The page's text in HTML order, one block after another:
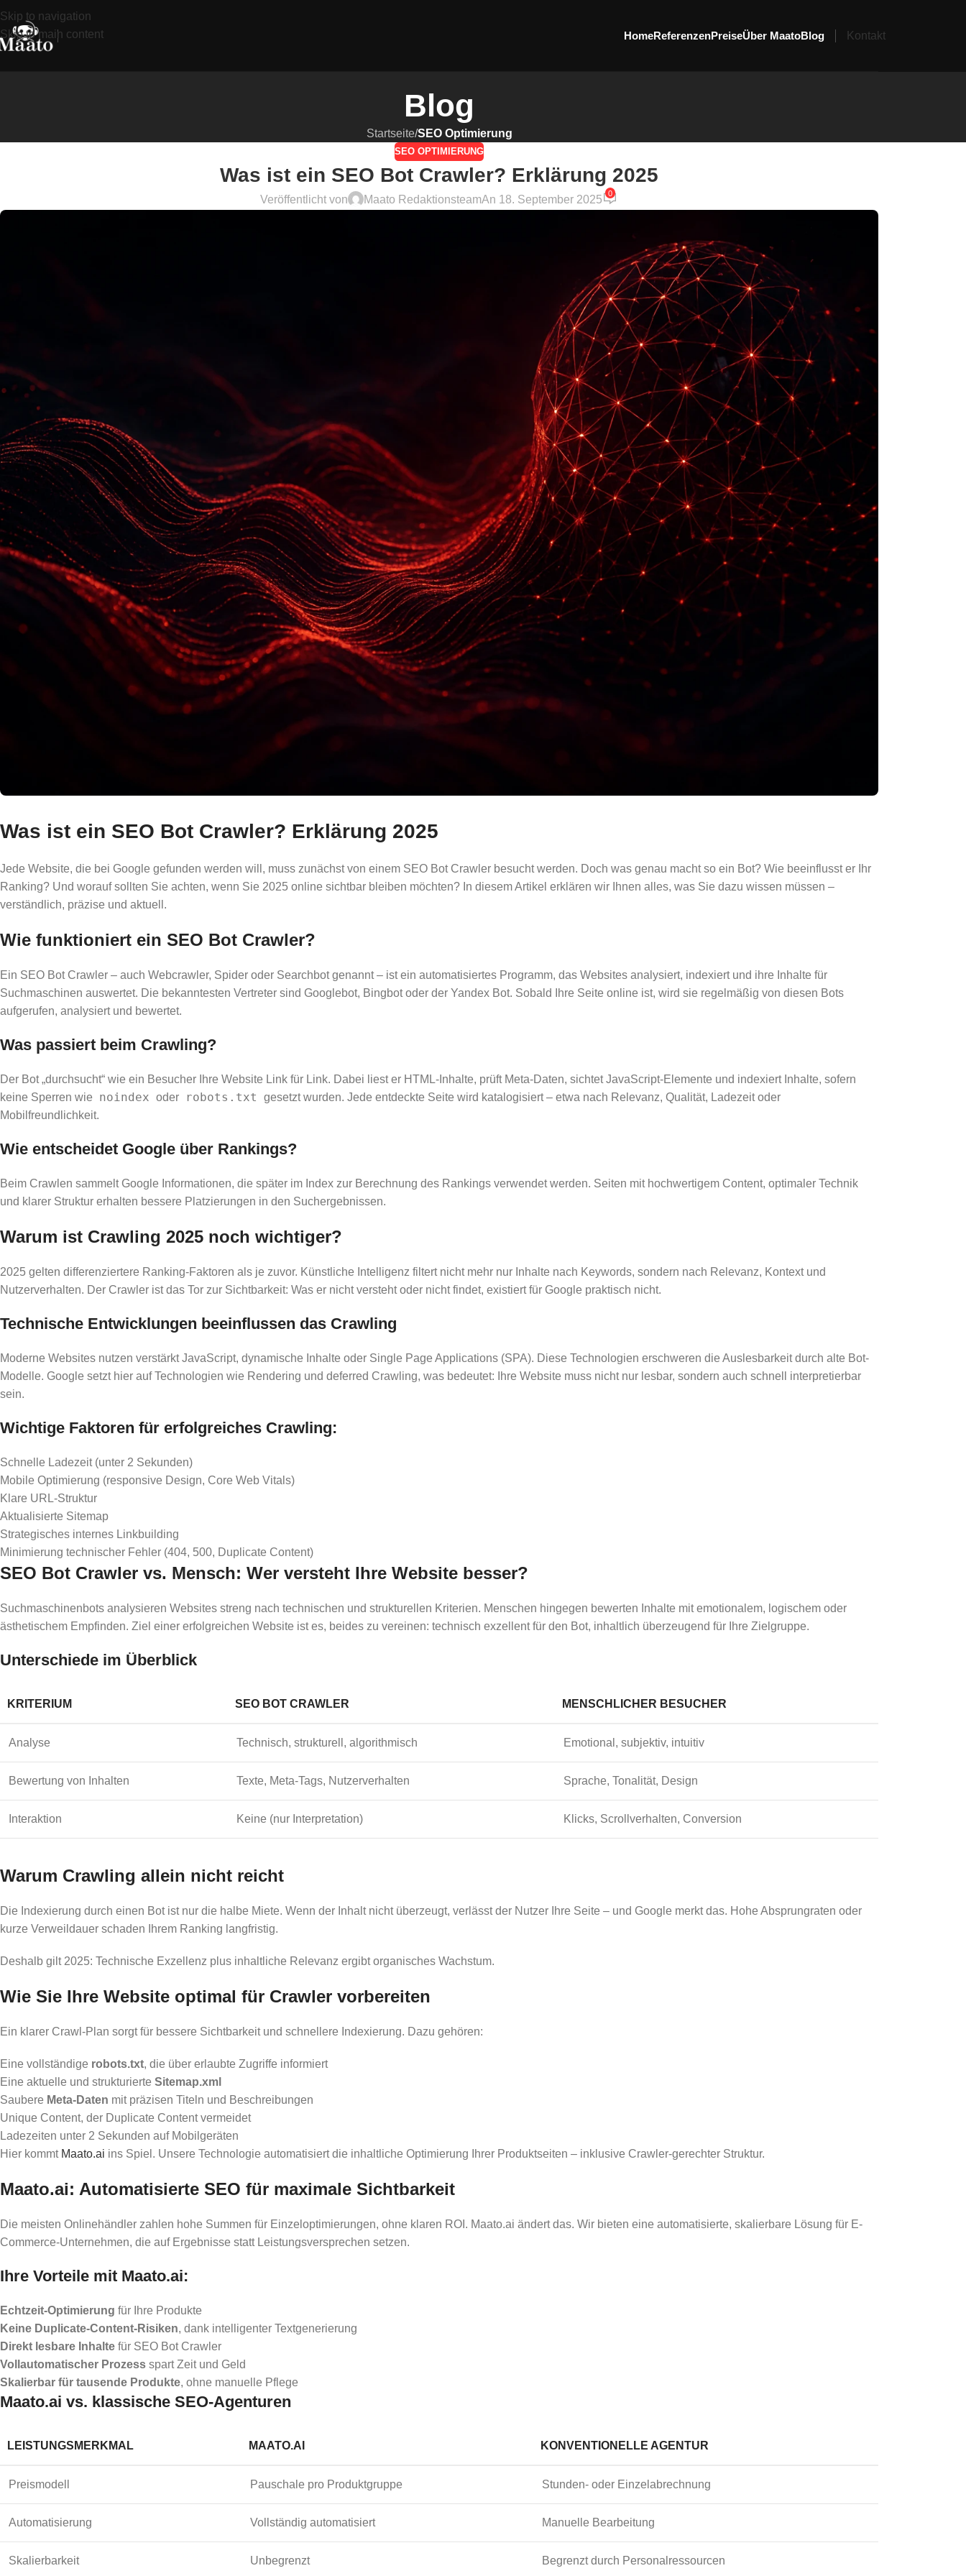
Skip to navigation
Skip to main content
HomeReferenzenPreiseÜber MaatoBlog Kontakt
Blog
Startseite/SEO Optimierung
SEO OPTIMIERUNG
Was ist ein SEO Bot Crawler? Erklärung 2025
Veröffentlicht von Maato RedaktionsteamAn 18. September 2025
0
Was ist ein SEO Bot Crawler? Erklärung 2025
Jede Website, die bei Google gefunden werden will, muss zunächst von einem SEO Bot Crawler besucht werden. Doch was genau macht so ein Bot? Wie beeinflusst er Ihr
Ranking? Und worauf sollten Sie achten, wenn Sie 2025 online sichtbar bleiben möchten? In diesem Artikel erklären wir Ihnen alles, was Sie dazu wissen müssen –
verständlich, präzise und aktuell.
Wie funktioniert ein SEO Bot Crawler?
Ein SEO Bot Crawler – auch Webcrawler, Spider oder Searchbot genannt – ist ein automatisiertes Programm, das Websites analysiert, indexiert und ihre Inhalte für
Suchmaschinen auswertet. Die bekanntesten Vertreter sind Googlebot, Bingbot oder der Yandex Bot. Sobald Ihre Seite online ist, wird sie regelmäßig von diesen Bots
aufgerufen, analysiert und bewertet.
Was passiert beim Crawling?
Der Bot „durchsucht“ wie ein Besucher Ihre Website Link für Link. Dabei liest er HTML-Inhalte, prüft Meta-Daten, sichtet JavaScript-Elemente und indexiert Inhalte, sofern
keine Sperren wie
noindex oder robots.txt
gesetzt wurden. Jede entdeckte Seite wird katalogisiert – etwa nach Relevanz, Qualität, Ladezeit oder
Mobilfreundlichkeit.
Wie entscheidet Google über Rankings?
Beim Crawlen sammelt Google Informationen, die später im Index zur Berechnung des Rankings verwendet werden. Seiten mit hochwertigem Content, optimaler Technik
und klarer Struktur erhalten bessere Platzierungen in den Suchergebnissen.
Warum ist Crawling 2025 noch wichtiger?
2025 gelten differenziertere Ranking-Faktoren als je zuvor. Künstliche Intelligenz filtert nicht mehr nur Inhalte nach Keywords, sondern nach Relevanz, Kontext und
Nutzerverhalten. Der Crawler ist das Tor zur Sichtbarkeit: Was er nicht versteht oder nicht findet, existiert für Google praktisch nicht.
Technische Entwicklungen beeinflussen das Crawling
Moderne Websites nutzen verstärkt JavaScript, dynamische Inhalte oder Single Page Applications (SPA). Diese Technologien erschweren die Auslesbarkeit durch alte Bot-
Modelle. Google setzt hier auf Technologien wie Rendering und deferred Crawling, was bedeutet: Ihre Website muss nicht nur lesbar, sondern auch schnell interpretierbar
sein.
Wichtige Faktoren für erfolgreiches Crawling:
Schnelle Ladezeit (unter 2 Sekunden)
Mobile Optimierung (responsive Design, Core Web Vitals)
Klare URL-Struktur
Aktualisierte Sitemap
Strategisches internes Linkbuilding
Minimierung technischer Fehler (404, 500, Duplicate Content)
SEO Bot Crawler vs. Mensch: Wer versteht Ihre Website besser?
Suchmaschinenbots analysieren Websites streng nach technischen und strukturellen Kriterien. Menschen hingegen bewerten Inhalte mit emotionalem, logischem oder
ästhetischem Empfinden. Ziel einer erfolgreichen Website ist es, beides zu vereinen: technisch exzellent für den Bot, inhaltlich überzeugend für Ihre Zielgruppe.
Unterschiede im Überblick
KRITERIUM SEO BOT CRAWLER MENSCHLICHER BESUCHER
Analyse Technisch, strukturell, algorithmisch Emotional, subjektiv, intuitiv
Bewertung von Inhalten Texte, Meta-Tags, Nutzerverhalten Sprache, Tonalität, Design
Interaktion Keine (nur Interpretation) Klicks, Scrollverhalten, Conversion
Warum Crawling allein nicht reicht
Die Indexierung durch einen Bot ist nur die halbe Miete. Wenn der Inhalt nicht überzeugt, verlässt der Nutzer Ihre Seite – und Google merkt das. Hohe Absprungraten oder
kurze Verweildauer schaden Ihrem Ranking langfristig.
Deshalb gilt 2025: Technische Exzellenz plus inhaltliche Relevanz ergibt organisches Wachstum.
Wie Sie Ihre Website optimal für Crawler vorbereiten
Ein klarer Crawl-Plan sorgt für bessere Sichtbarkeit und schnellere Indexierung. Dazu gehören:
Eine vollständige robots.txt, die über erlaubte Zugriffe informiert
Eine aktuelle und strukturierte Sitemap.xml
Saubere Meta-Daten mit präzisen Titeln und Beschreibungen
Unique Content, der Duplicate Content vermeidet
Ladezeiten unter 2 Sekunden auf Mobilgeräten
Hier kommt Maato.ai ins Spiel. Unsere Technologie automatisiert die inhaltliche Optimierung Ihrer Produktseiten – inklusive Crawler-gerechter Struktur.
Maato.ai: Automatisierte SEO für maximale Sichtbarkeit
Die meisten Onlinehändler zahlen hohe Summen für Einzeloptimierungen, ohne klaren ROI. Maato.ai ändert das. Wir bieten eine automatisierte, skalierbare Lösung für E-
Commerce-Unternehmen, die auf Ergebnisse statt Leistungsversprechen setzen.
Ihre Vorteile mit Maato.ai:
Echtzeit-Optimierung für Ihre Produkte
Keine Duplicate-Content-Risiken, dank intelligenter Textgenerierung
Direkt lesbare Inhalte für SEO Bot Crawler
Vollautomatischer Prozess spart Zeit und Geld
Skalierbar für tausende Produkte, ohne manuelle Pflege
Maato.ai vs. klassische SEO-Agenturen
LEISTUNGSMERKMAL MAATO.AI KONVENTIONELLE AGENTUR
Preismodell Pauschale pro Produktgruppe Stunden- oder Einzelabrechnung
Automatisierung Vollständig automatisiert Manuelle Bearbeitung
Skalierbarkeit Unbegrenzt Begrenzt durch Personalressourcen